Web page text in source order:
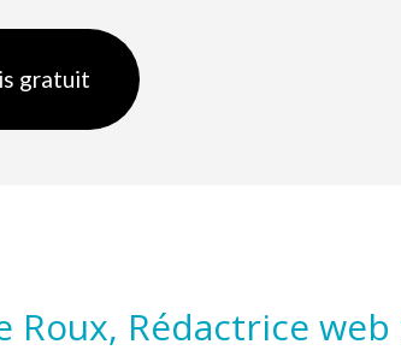
gratuit
Roux, Rédactrice